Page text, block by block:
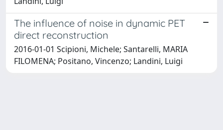
The influence of noise in dynamic PET
direct reconstruction
2016-01-01 Scipioni, Michele; Santarelli, MARIA
FILOMENA; Positano, Vincenzo; Landini, Luigi